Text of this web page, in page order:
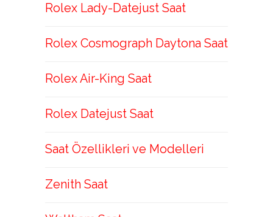
Rolex Lady-Datejust Saat
Rolex Cosmograph Daytona Saat
Rolex Air-King Saat
Rolex Datejust Saat
Saat Özellikleri ve Modelleri
Zenith Saat